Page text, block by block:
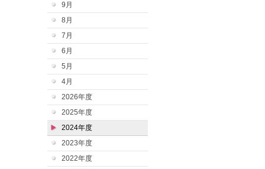
9月
8月
7月
6月
5月
4月
2026年度
2025年度
2024年度
2023年度
2022年度